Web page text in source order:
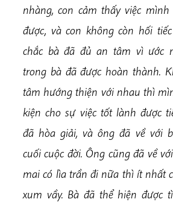
nhàng, con cảm thấy việc
được, và con không còn hối
chắc bà đã đủ an tâm vì ước
trong bà đã được hoàn thành.
tâm hướng thiện với nhau thì
kiện cho sự việc tốt lành được
đã hòa giải, và ông đã về với
cuối cuộc đời. Ông cũng đã về
mai có lìa trần đi nữa thì ít nhất
xum vầy. Bà đã thể hiện được